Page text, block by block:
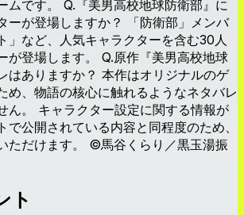
ムです。 Q.『美男高校地球防衛部』に
ーが登場しますか？ 「防衛部」メンバ
」など、人気キャラクターを含む30人
が登場します。 Q.原作『美男高校地球
はありますか？ 本作はオリジナルのゲ
め、物語の核心に触れるようなネタバレ
ん。 キャラクター設定に関する情報が
で公開されている内容と同程度のため、
ただけます。 ©馬谷くらり／黒玉湯振
ト